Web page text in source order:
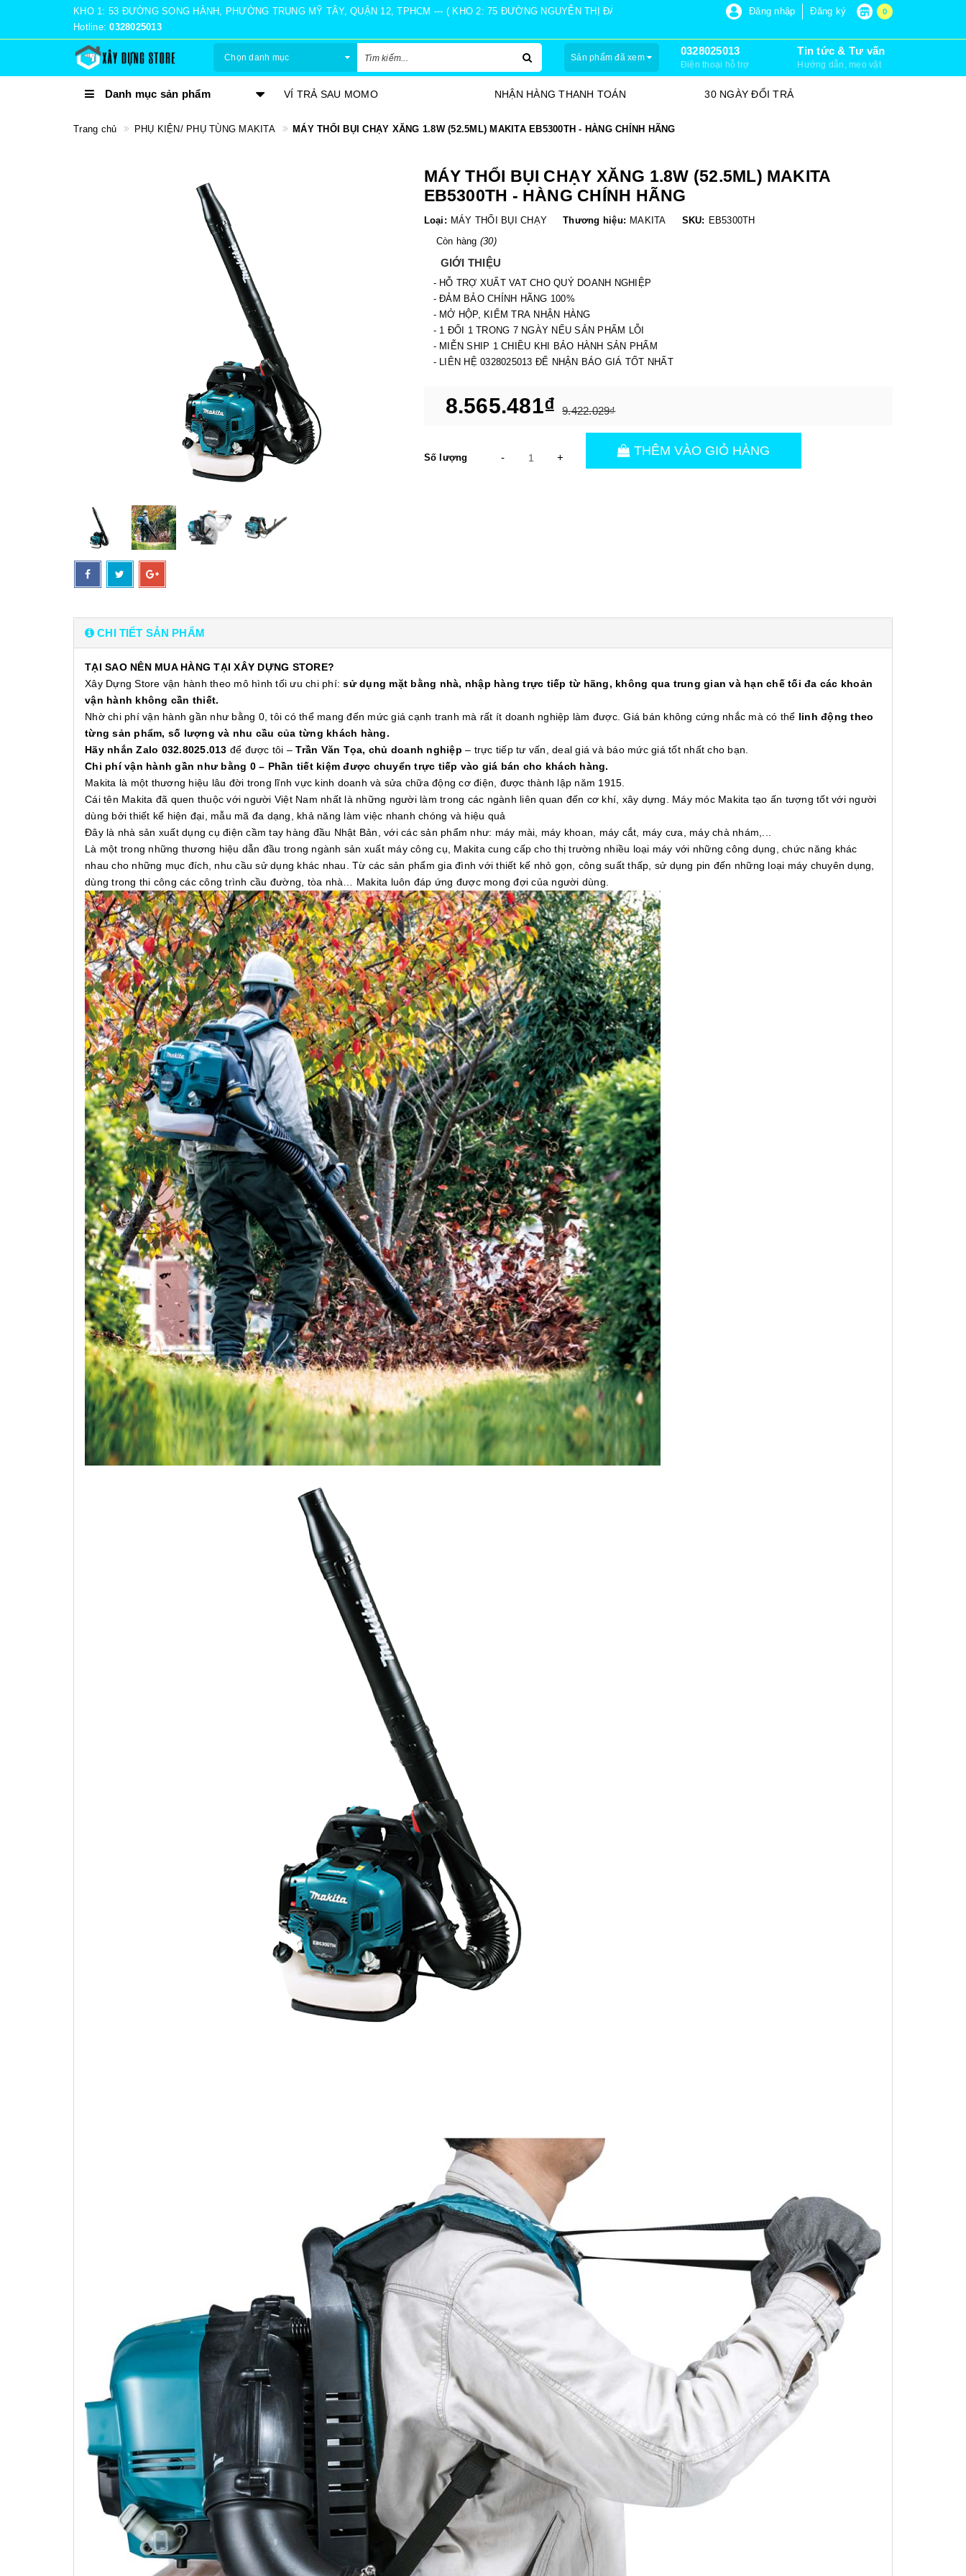
KHO 1: 53 ĐƯỜNG SONG HÀNH, PHƯỜNG TRUNG MỸ TÂY, QUẬN 12, TPHCM --- ( KHO 2: 75 ĐƯỜNG NGUYỄN THỊ ĐÀNH, ẤP 6, XUÂN THỚI SƠN, HÓC MÔN)
Hotline:0328025013
0
Đăng nhập Đăng ký
Chọn danh mục Sản phẩm đã xem
0328025013
Điện thoại hỗ trợ
Tin tức & Tư vấn
Hướng dẫn, mẹo vặt
Danh mục sản phẩm
TRẢ GÓP 0% VÍ TRẢ SAU MOMO NHẬN HÀNG THANH TOÁN 30 NGÀY ĐỔI TRẢ
Trang chủ PHỤ KIỆN/ PHỤ TÙNG MAKITA MÁY THỔI BỤI CHẠY XĂNG 1.8W (52.5ML) MAKITA EB5300TH - HÀNG CHÍNH HÃNG
MÁY THỔI BỤI CHẠY XĂNG 1.8W (52.5ML) MAKITA
EB5300TH - HÀNG CHÍNH HÃNG
Loại: MÁY THỔI BỤI CHẠY Thương hiệu: MAKITA SKU: EB5300TH
Còn hàng (30)
GIỚI THIỆU
- HỖ TRỢ XUẤT VAT CHO QUÝ DOANH NGHIỆP
- ĐẢM BẢO CHÍNH HÃNG 100%
- MỞ HỘP, KIỂM TRA NHẬN HÀNG
- 1 ĐỔI 1 TRONG 7 NGÀY NẾU SẢN PHẨM LỖI
- MIỄN SHIP 1 CHIỀU KHI BẢO HÀNH SẢN PHẨM
- LIÊN HỆ 0328025013 ĐỂ NHẬN BÁO GIÁ TỐT NHẤT
8.565.481₫ 9.422.029₫
Số lượng - + THÊM VÀO GIỎ HÀNG
CHI TIẾT SẢN PHẨM
TẠI SAO NÊN MUA HÀNG TẠI XÂY DỰNG STORE?
Xây Dựng Store vận hành theo mô hình tối ưu chi phí:sử dụng mặt bằng nhà, nhập hàng trực tiếp từ hãng, không qua trung gian và hạn chế tối đa các khoản
vận hành không cần thiết.
Nhờ chi phí vận hành gần như bằng 0, tôi có thể mang đến mức giá cạnh tranh mà rất ít doanh nghiệp làm được. Giá bán không cứng nhắc mà có thể linh động theo
từng sản phẩm, số lượng và nhu cầu của từng khách hàng.
Hãy nhắn Zalo 032.8025.013 để được tôi –Trần Văn Tọa, chủ doanh nghiệp – trực tiếp tư vấn, deal giá và báo mức giá tốt nhất cho bạn.
Chi phí vận hành gần như bằng 0 – Phần tiết kiệm được chuyển trực tiếp vào giá bán cho khách hàng.
Makita là một thương hiệu lâu đời trong lĩnh vực kinh doanh và sửa chữa động cơ điện, được thành lập năm 1915.
Cái tên Makita đã quen thuộc với người Việt Nam nhất là những người làm trong các ngành liên quan đến cơ khí, xây dựng. Máy móc Makita tạo ấn tượng tốt với người
dùng bởi thiết kế hiện đại, mẫu mã đa dạng, khả năng làm việc nhanh chóng và hiệu quả
Đây là nhà sản xuất dụng cụ điện cầm tay hàng đầu Nhật Bản, với các sản phẩm như: máy mài, máy khoan, máy cắt, máy cưa, máy chà nhám,...
Là một trong những thương hiệu dẫn đầu trong ngành sản xuất máy công cụ, Makita cung cấp cho thị trường nhiều loại máy với những công dụng, chức năng khác
nhau cho những mục đích, nhu cầu sử dụng khác nhau. Từ các sản phẩm gia đình với thiết kế nhỏ gọn, công suất thấp, sử dụng pin đến những loại máy chuyên dụng,
dùng trong thi công các công trình cầu đường, tòa nhà… Makita luôn đáp ứng được mong đợi của người dùng.